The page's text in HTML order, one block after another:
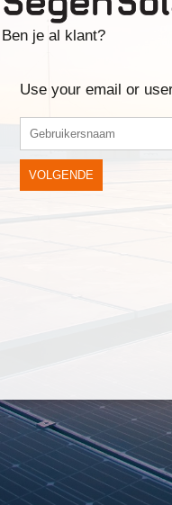
Ben je al klant?
Use your email or
VOLGENDE